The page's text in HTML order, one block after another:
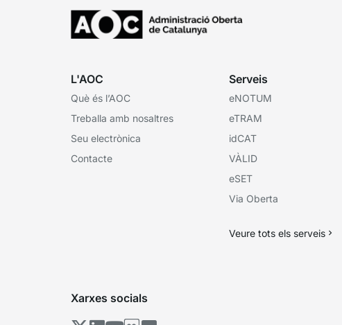
L'AOC
Què és l’AOC
Treballa amb nosaltres
Seu electrònica
Contacte
Serveis
eNOTUM
eTRAM
idCAT
VÀLID
eSET
Via Oberta
Veure tots els serveis
Xarxes socials